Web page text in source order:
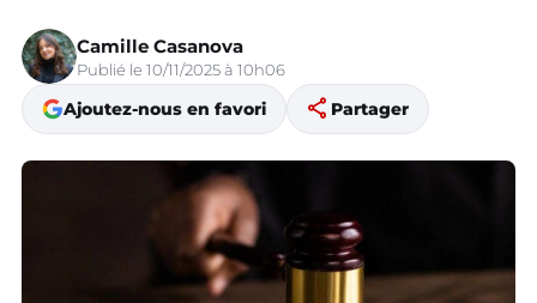
Camille Casanova
Publié le 10/11/2025 à 10h06
Ajoutez-nous en favori share Partager